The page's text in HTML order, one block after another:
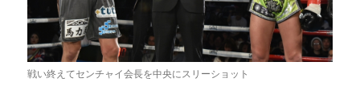
戦い終えてセンチャイ会長を中央にスリーショット